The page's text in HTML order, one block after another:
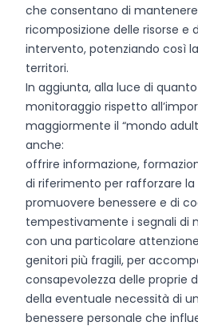
che consentano di
ricomposizione delle risorse e
intervento, potenziando così
territori.
In aggiunta, alla luce di
monitoraggio rispetto
maggiormente il “mondo
anche:
offrire informazione,
di riferimento per rafforzare
promuovere benessere e di
tempestivamente i segnali di
con una particolare
genitori più fragili, per
consapevolezza delle proprie
della eventuale necessità di
benessere personale che